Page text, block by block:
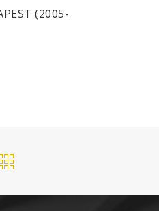
(2005-